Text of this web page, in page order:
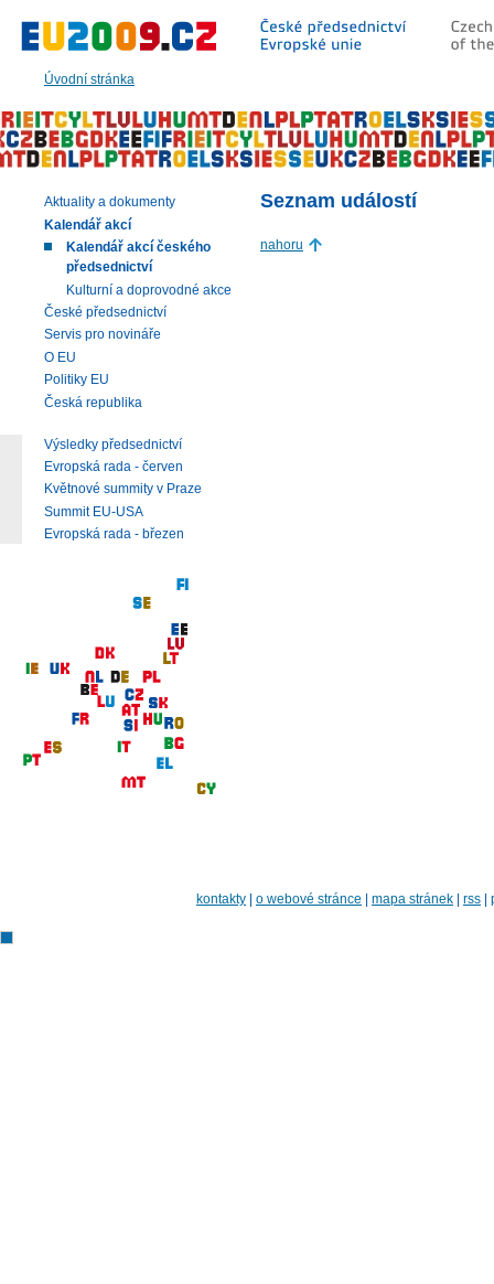
Úvodní stránka
hlavní
|
navigaci
|
vyhledávání
Seznam událostí
nahoru
Aktuality a dokumenty
Kalendář akcí
Kalendář akcí českého
předsednictví
Kulturní a doprovodné akce
České předsednictví
Servis pro novináře
O EU
Politiky EU
Česká republika
Výsledky předsednictví
Evropská rada - červen
Květnové summity v Praze
Summit EU-USA
Evropská rada - březen
kontakty o webové stránce mapa stránek rss